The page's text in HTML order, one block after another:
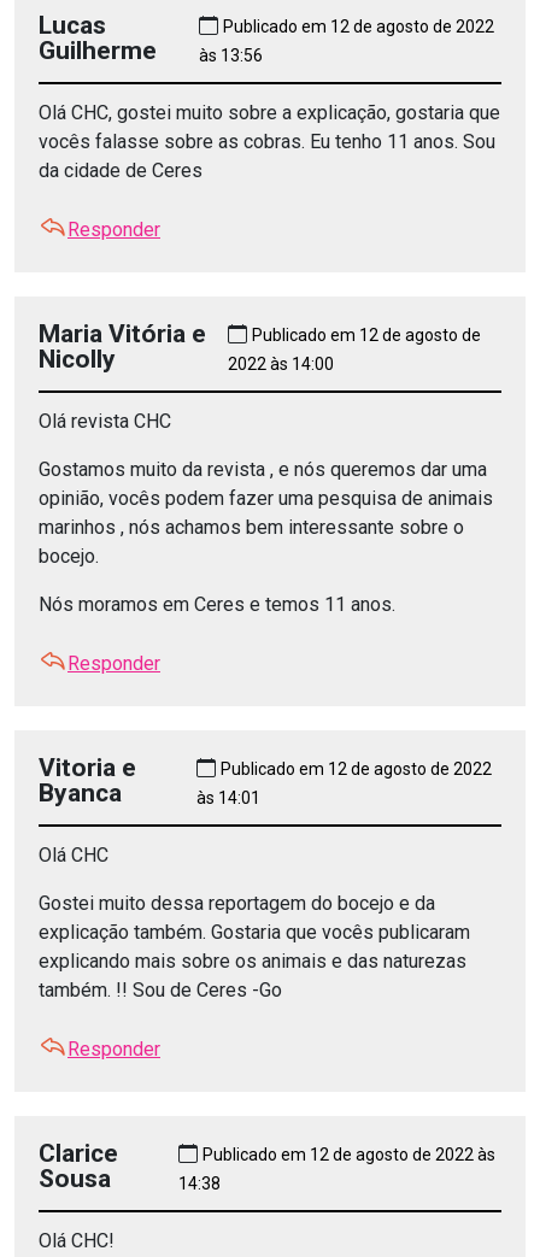
Lucas
Guilherme
Publicado em 12 de agosto de 2022
às 13:56
Olá CHC, gostei muito sobre a explicação, gostaria que
vocês falasse sobre as cobras. Eu tenho 11 anos. Sou
da cidade de Ceres
Responder
Maria Vitória e
Nicolly
Publicado em 12 de agosto de
2022 às 14:00
Olá revista CHC
Gostamos muito da revista , e nós queremos dar uma
opinião, vocês podem fazer uma pesquisa de animais
marinhos , nós achamos bem interessante sobre o
bocejo.
Nós moramos em Ceres e temos 11 anos.
Responder
Vitoria e
Byanca
Publicado em 12 de agosto de 2022
às 14:01
Olá CHC
Gostei muito dessa reportagem do bocejo e da
explicação também. Gostaria que vocês publicaram
explicando mais sobre os animais e das naturezas
também. !! Sou de Ceres -Go
Responder
Clarice
Sousa
Publicado em 12 de agosto de 2022 às
14:38
Olá CHC!